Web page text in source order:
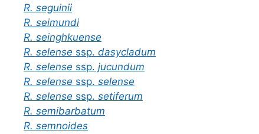
R. seguinii
R. seimundi
R. seinghkuense
R. selense ssp. dasycladum
R. selense ssp. jucundum
R. selense ssp. selense
R. selense ssp. setiferum
R. semibarbatum
R. semnoides